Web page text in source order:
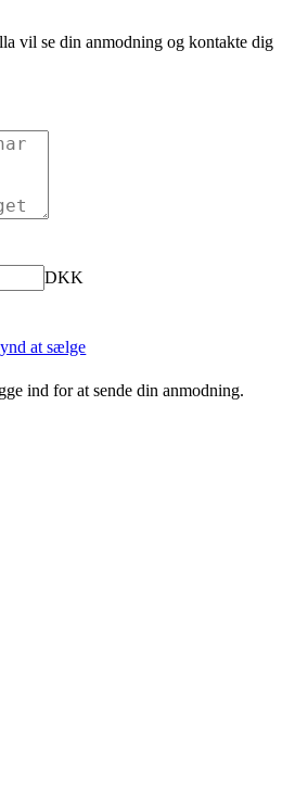
vil se din anmodning og kontakte dig
DKK
at sælge
ind for at sende din anmodning.